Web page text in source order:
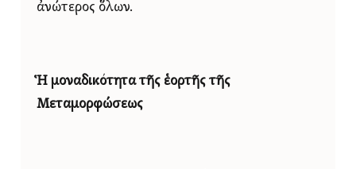
ἀνώτερος ὅλων.
Ἡ μοναδικότητα τῆς ἑορτῆς τῆς
Μεταμορφώσεως